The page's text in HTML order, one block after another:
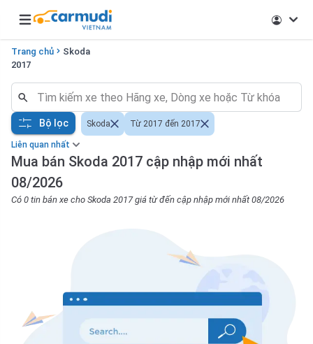
Open main menu
Trang chủ
Skoda
2017
Liên quan nhất
Mua bán Skoda 2017 cập nhập mới nhất
08/2026
Có 0 tin bán xe cho Skoda 2017 giá từ đến cập nhập mới nhất 08/2026
Bộ lọc Skoda Từ 2017 đến 2017